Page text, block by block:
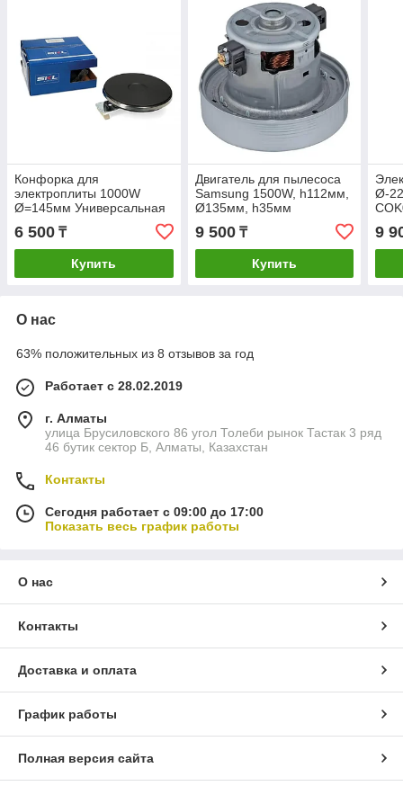
Конфорка для
электроплиты 1000W
Ø=145мм Универсальная
6 500 ₸
Купить
Двигатель для пылесоса
Samsung 1500W, h112мм,
Ø135мм, h35мм
POLETRON
9 500₸
Купить
Ø-
9
О нас
63% положительных из 8 отзывов за год
Работает с 28.02.2019
г. Алматы
улица Брусиловского 86 угол Толеби рынок Тастак 3 ряд
46 бутик сектор Б, Алматы, Казахстан
Контакты
Сегодня работает с 09:00 до 17:00
Показать весь график работы
О нас
Контакты
Доставка и оплата
График работы
Полная версия сайта